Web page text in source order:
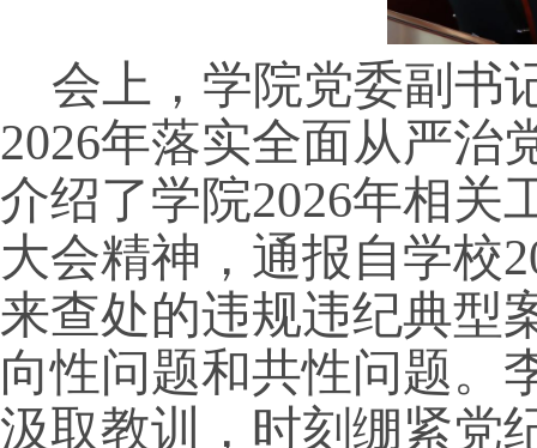
会上，学院党委副书
2026年落实全面从严治
介绍了学院2026年相关
大会精神，通报自学校
来查处的违规违纪典型
向性问题和共性问题。
汲取教训，时刻绷紧党